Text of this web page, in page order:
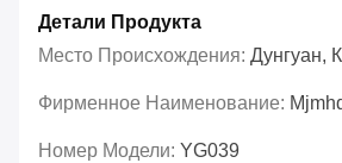
Детали Продукта
Место Происхождения: Дунгуан,
Фирменное Наименование:
Номер Модели: YG039